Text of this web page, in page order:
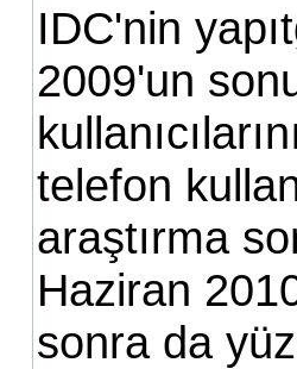
IDC'nin
2009'un
telefon
araştırma
Haziran
sonra da